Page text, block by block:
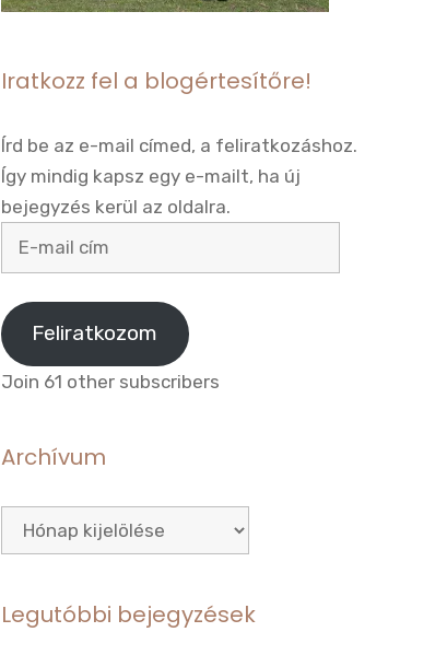
Iratkozz fel a blogértesítőre!
Írd be az e-mail címed, a feliratkozáshoz.
Így mindig kapsz egy e-mailt, ha új
bejegyzés kerül az oldalra.
mail
cím
Feliratkozom
Join 61 other subscribers
Archívum
Archívum
Legutóbbi bejegyzések